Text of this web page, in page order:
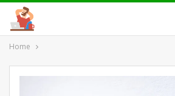
Home